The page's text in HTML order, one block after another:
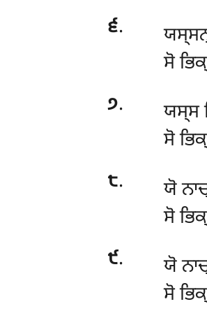
੬.
ਸੋ
੭. ਯਸ੍ਸ
ਸੋ
੮.
ਯੋ
ਸੋ
੯. ਯੋ
ਸੋ